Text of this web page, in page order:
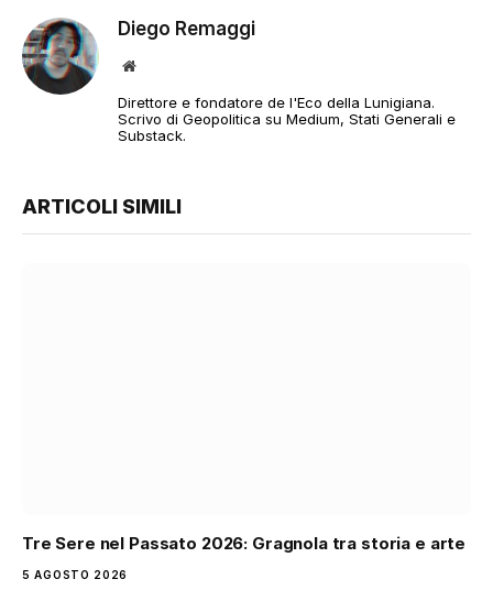
Diego Remaggi
Sito
Direttore e fondatore de l'Eco della Lunigiana.
Scrivo di Geopolitica su Medium, Stati Generali e
Substack.
ARTICOLI SIMILI
Tre Sere nel Passato 2026: Gragnola tra storia e arte
5 AGOSTO 2026